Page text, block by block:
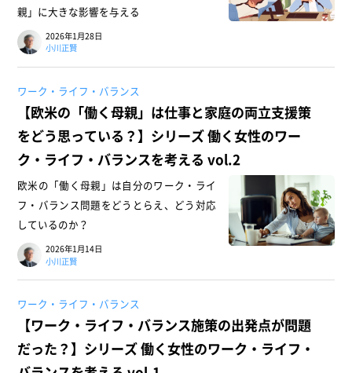
親」に大きな影響を与える
2026年1月28日
小川正賢
ワーク・ライフ・バランス
【欧米の「働く母親」は仕事と家庭の両立支援策
をどう思っている？】シリーズ 働く女性のワー
ク・ライフ・バランスを考える vol.2
欧米の「働く母親」は自分のワーク・ライ
フ・バランス問題をどうとらえ、どう対応
しているのか？
2026年1月14日
小川正賢
ワーク・ライフ・バランス
【ワーク・ライフ・バランス施策の出発点が問題
だった？】シリーズ 働く女性のワーク・ライフ・